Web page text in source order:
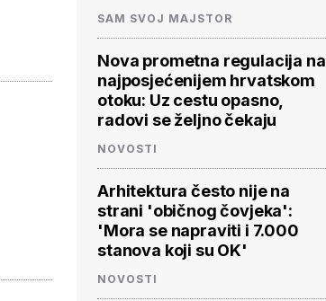
SAM SVOJ MAJSTOR
Nova prometna regulacija na
najposjećenijem hrvatskom
otoku: Uz cestu opasno,
radovi se željno čekaju
NOVOSTI
Arhitektura često nije na
strani 'običnog čovjeka':
'Mora se napraviti i 7.000
stanova koji su OK'
NOVOSTI